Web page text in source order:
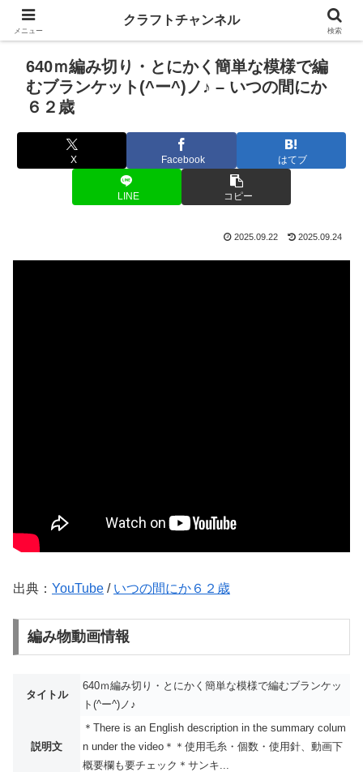
640ｍ編み切り・とにかく簡単な模様で編
むブランケット(^ー^)ノ♪ – いつの間にか
６２歳
X Facebook はてブ
LINE コピー
2025.09.22 2025.09.24
出典： YouTube / いつの間にか６２歳
編み物動画情報
タイトル
640ｍ編み切り・とにかく簡単な模様で編むブランケッ
ト(^ー^)ノ♪
説明文
＊There is an English description in the summary colum
n under the video＊＊使用毛糸・個数・使用針、動画下
概要欄も要チェック＊サンキ...
メニュー
クラフトチャンネル
検索